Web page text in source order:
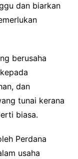
dan biarkan
berusaha
dan
tunai kerana
biasa.
Perdana
usaha